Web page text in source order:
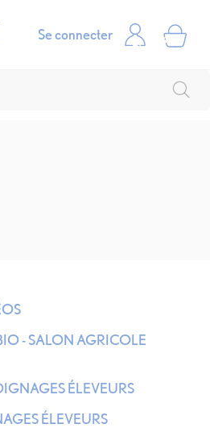
Se connecter
- SALON AGRICOLE
ÉLEVEURS
ÉLEVEURS